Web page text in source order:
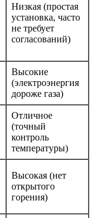
Низкая (простая
установка, часто
не требует
согласований)
Высокие
(электроэнергия
дороже газа)
Отличное
(точный
контроль
температуры)
Высокая (нет
открытого
горения)